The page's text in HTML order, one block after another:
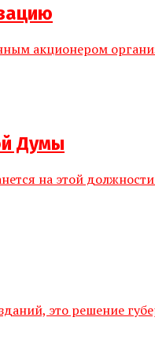
акционером
Думы
на этой
это решение